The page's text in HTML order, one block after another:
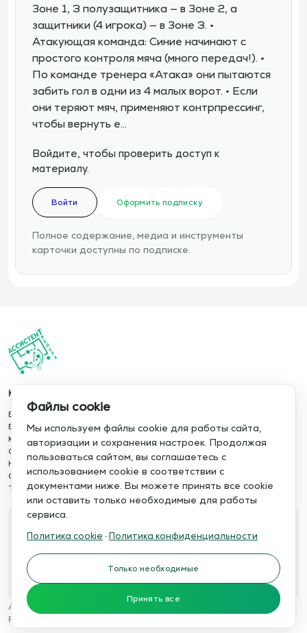
Зоне 1, 3 полузащитника — в Зоне 2, а
защитники (4 игрока) — в Зоне 3. •
Атакующая команда: Синие начинают с
простого контроля мяча (много передач!). •
По команде тренера «Атака» они пытаются
забить гол в одни из 4 малых ворот. • Если
они теряют мяч, применяют контрпрессинг,
чтобы вернуть е…
Войдите, чтобы проверить доступ к
материалу.
Войти Оформить подписку
Полное содержание, медиа и инструменты
карточки доступны по подписке.
Каталог
База упражнений
База тренировок
Книги
Статьи
Новости
Обучение сервису
Тактический менеджер
Отзывы
Сотрудничество
Политика конфиденциальности
Политика cookie
Правила использования
Публичная оферта
Телефон:
Электронная почта:
Ассистент тренера © 2015-2026
Разработка сайтов
Файлы cookie
Мы используем файлы cookie для работы сайта,
авторизации и сохранения настроек. Продолжая
пользоваться сайтом, вы соглашаетесь с
использованием cookie в соответствии с
документами ниже. Вы можете принять все cookie
или оставить только необходимые для работы
сервиса.
Политика cookie ·Политика конфиденциальности
Только необходимые
Принять все